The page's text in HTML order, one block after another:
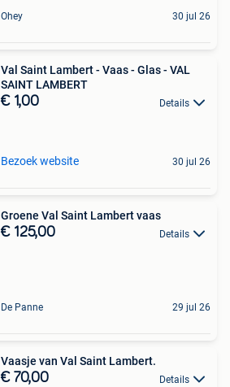
Ohey 30 jul 26
Val Saint Lambert - Vaas - Glas - VAL
SAINT LAMBERT
€ 1,00 Details
Bezoek website 30 jul 26
Groene Val Saint Lambert vaas
€ 125,00 Details
De Panne 29 jul 26
Vaasje van Val Saint Lambert.
€ 70,00 Details